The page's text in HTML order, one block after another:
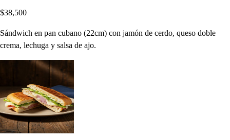
$38,500
Sándwich en pan cubano (22cm) con jamón de cerdo, queso doble
crema, lechuga y salsa de ajo.